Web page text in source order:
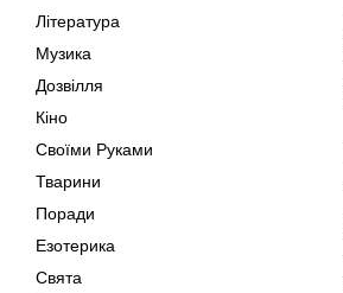
Література
Музика
Дозвілля
Кіно
Своїми Руками
Тварини
Поради
Езотерика
Свята